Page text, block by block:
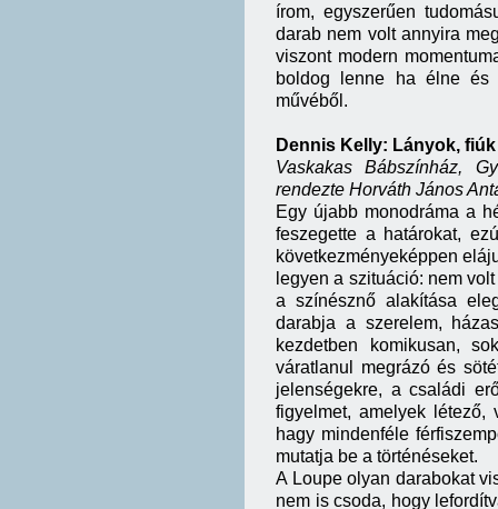
írom, egyszerűen
darab nem volt annyira
viszont modern
boldog lenne ha élne és
művéből.
Dennis Kelly: Lányok, fiúk
Vaskakas Bábszínház,
rendezte Horváth János
Egy újabb monodráma a
feszegette a határokat,
következményeképpen
legyen a szituáció: nem
a színésznő alakítása
darabja a szerelem,
kezdetben komikusan,
váratlanul megrázó és
jelenségekre, a családi
figyelmet, amelyek
hagy mindenféle
mutatja be a történéseket.
A Loupe olyan darabokat
nem is csoda, hogy